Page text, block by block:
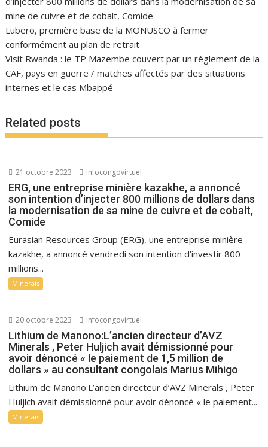
mine de cuivre et de cobalt, Comide
Lubero, première base de la MONUSCO à fermer
conformément au plan de retrait
Visit Rwanda : le TP Mazembe couvert par un règlement de la
CAF, pays en guerre / matches affectés par des situations
internes et le cas Mbappé
Related posts
21 octobre 2023 infocongovirtuel
ERG, une entreprise minière kazakhe, a annoncé
son intention d’injecter 800 millions de dollars dans
la modernisation de sa mine de cuivre et de cobalt,
Comide
Eurasian Resources Group (ERG), une entreprise minière
kazakhe, a annoncé vendredi son intention d’investir 800
millions...
Minerais
20 octobre 2023 infocongovirtuel
Lithium de Manono:L’ancien directeur d’AVZ
Minerals , Peter Huljich avait démissionné pour
avoir dénoncé « le paiement de 1,5 million de
dollars » au consultant congolais Marius Mihigo
Lithium de Manono:L’ancien directeur d’AVZ Minerals , Peter
Huljich avait démissionné pour avoir dénoncé « le paiement...
Minerais